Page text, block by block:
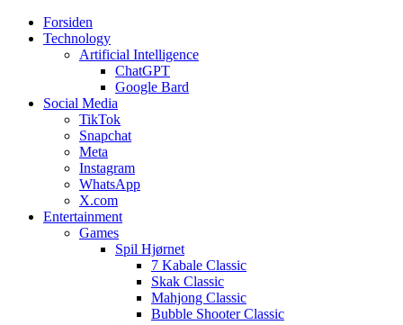
Web3zero.dk
Web3zero.dk
Forsiden
Technology
Artificial Intelligence
ChatGPT
Google Bard
Social Media
TikTok
Snapchat
Meta
Instagram
WhatsApp
X.com
Entertainment
Games
Spil Hjørnet
7 Kabale Classic
Skak Classic
Mahjong Classic
Bubble Shooter Classic